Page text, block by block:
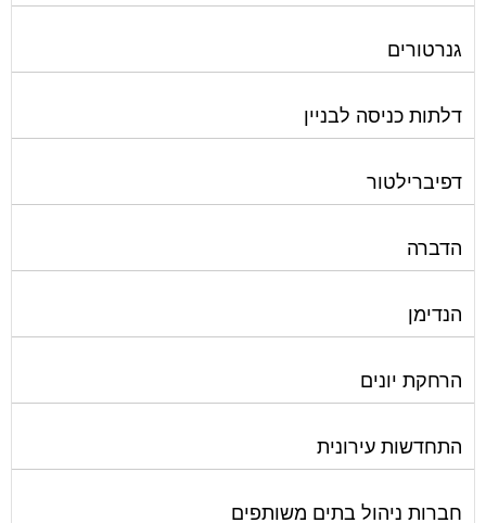
גנרטורים
דלתות כניסה לבניין
דפיברילטור
הדברה
הנדימן
הרחקת יונים
התחדשות עירונית
חברות ניהול בתים משותפים